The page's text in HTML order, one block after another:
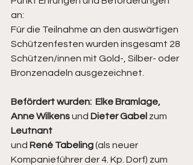
an:
Für die Teilnahme an den auswärtigen
Schützenfesten wurden insgesamt 28
Schützen/innen mit Gold-, Silber- oder
Bronzenadeln ausgezeichnet.
Befördert wurden: Elke Bramlage,
Anne Wilkens und Dieter Gabel zum
Leutnant
und René Tabeling (als neuer
Kompanieführer der 4. Kp. Dorf) zum